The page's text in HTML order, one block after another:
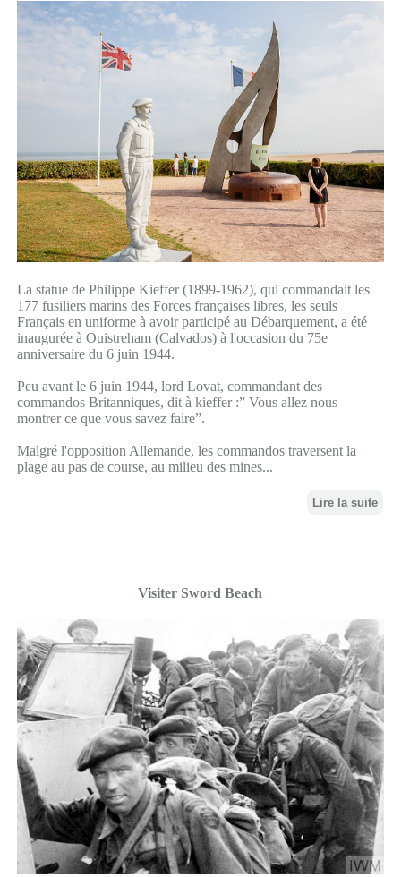
La statue de Philippe Kieffer (1899-1962), qui commandait les
177 fusiliers marins des Forces françaises libres, les seuls
Français en uniforme à avoir participé au Débarquement, a été
inaugurée à Ouistreham (Calvados) à l'occasion du 75e
anniversaire du 6 juin 1944.
Peu avant le 6 juin 1944, lord Lovat, commandant des
commandos Britanniques, dit à kieffer :” Vous allez nous
montrer ce que vous savez faire”.
Malgré l'opposition Allemande, les commandos traversent la
plage au pas de course, au milieu des mines...
Lire la suite
Visiter Sword Beach